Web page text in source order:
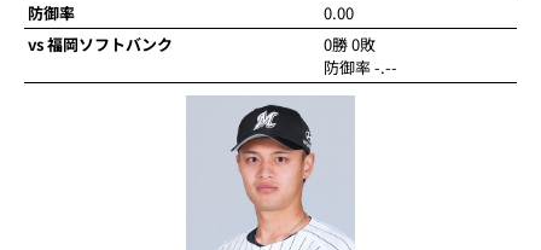
防御率
0.00
vs 福岡ソフトバンク
0勝 0敗
防御率 -.--